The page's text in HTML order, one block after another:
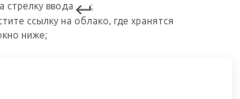
ввода
;
ссылку на облако, где хранятся
ниже;